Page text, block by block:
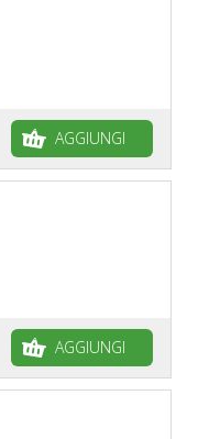
AGGIUNGI
AGGIUNGI